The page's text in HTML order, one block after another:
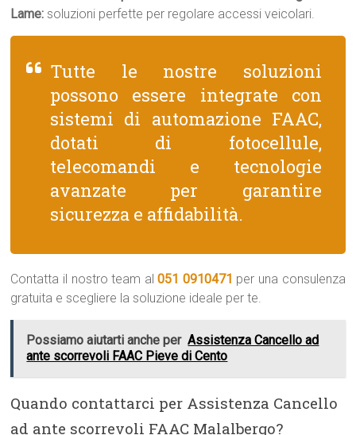
Lame: soluzioni perfette per regolare accessi veicolari.
Tutte le nostre soluzioni
possono essere integrate con
sistemi di automazione FAAC,
dotati di fotocellule,
telecomandi e tecnologie
avanzate per garantire
sicurezza e affidabilità.
Contatta il nostro team al051 0910471 per una consulenza
gratuita e scegliere la soluzione ideale per te.
Possiamo aiutarti anche per Assistenza Cancello ad
ante scorrevoli FAAC Pieve di Cento
Quando contattarci per Assistenza Cancello
ad ante scorrevoli FAAC Malalbergo?